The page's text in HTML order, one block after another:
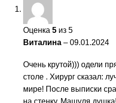
Оценка 5 из 5
Виталина – 09.01.2024
Очень крутой))) одели
столе . Хирург сказал:
мире! После выписки